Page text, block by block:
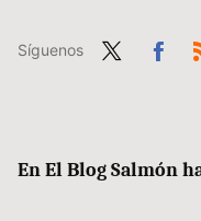
Síguenos
En El Blog Salmón